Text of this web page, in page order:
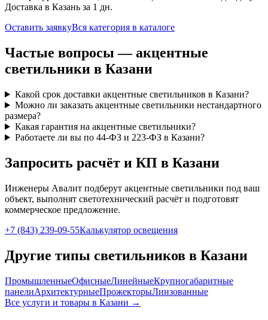
Доставка в Казань за 1 дн.
Оставить заявкуВся категория в каталоге
Частые вопросы —акцентные
светильники в Казани
Какой срок доставки акцентные светильников в Казани?
Можно ли заказать акцентные светильники нестандартного
размера?
Какая гарантия на акцентные светильники?
Работаете ли вы по 44-ФЗ и 223-ФЗ в Казани?
Запросить расчёт и КП в Казани
Инженеры Авалит подберут акцентные светильники под ваш
объект, выполнят светотехнический расчёт и подготовят
коммерческое предложение.
+7 (843) 239-09-55Калькулятор освещения
Другие типы светильников в Казани
ПромышленныеОфисныеЛинейныеКрупногабаритные
панелиАрхитектурныеПрожекторыЛинзованные
Все услуги и товары в Казани →